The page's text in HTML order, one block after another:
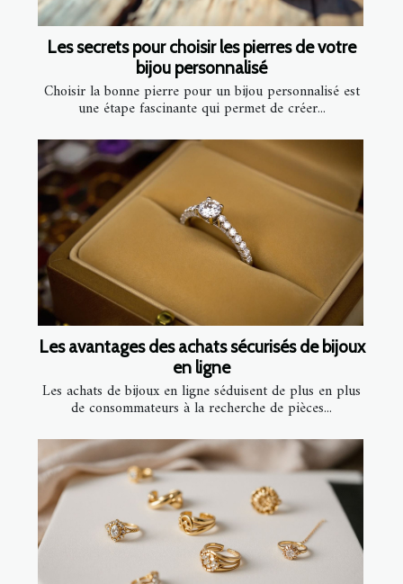
Les secrets pour choisir les pierres de votre
bijou personnalisé
Choisir la bonne pierre pour un bijou personnalisé est
une étape fascinante qui permet de créer...
Les avantages des achats sécurisés de bijoux
en ligne
Les achats de bijoux en ligne séduisent de plus en plus
de consommateurs à la recherche de pièces...